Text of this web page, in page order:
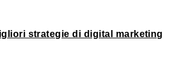
strategie di digital marketing